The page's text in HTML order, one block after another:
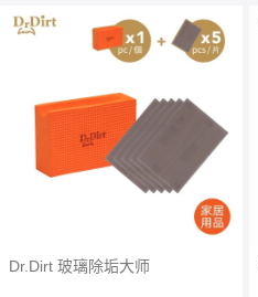
Dr.Dirt 玻璃除垢大师